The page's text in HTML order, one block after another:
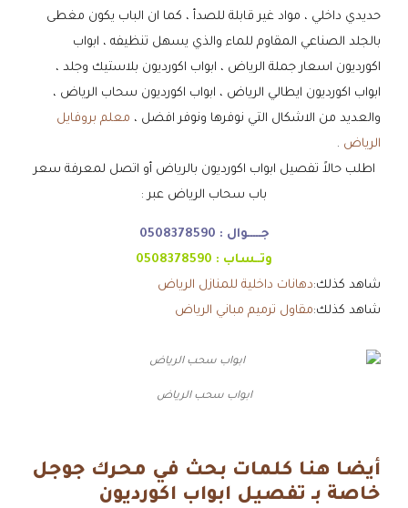
حديدي داخلي ، مواد غير قابلة للصدأ ، كما ان الباب يكون مغطى
بالجلد الصناعي المقاوم للماء والذي يسهل تنظيفه ، ابواب
اكورديون اسعار جملة الرياض ، ابواب اكورديون بلاستيك وجلد ،
ابواب اكورديون ايطالي الرياض ، ابواب اكورديون سحاب الرياض ،
والعديد من الاشكال التي نوفرها ونوفر افضل ، معلم بروفايل
الرياض .
اطلب حالاً تفصيل ابواب اكورديون بالرياض أو اتصل لمعرفة سعر
باب سحاب الرياض عبر :
جـــــوال : 0508378590
وتــساب : 0508378590
شاهد كذلك:دهانات داخلية للمنازل الرياض
شاهد كذلك:مقاول ترميم مباني الرياض
ابواب سحب الرياض
أيضا هنا كلمات بحث في محرك جوجل
خاصة بـ تفصيل ابواب اكورديون